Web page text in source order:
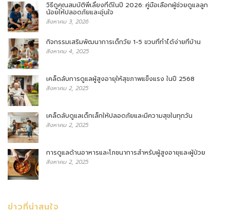
วิธีดูคุณสมบัติพี่เลี้ยงที่ดีในปี 2026: คู่มือเลือกผู้ช่วยดูแลลูก
น้อยให้ปลอดภัยและอุ่นใจ
สิงหาคม 3, 2026
กิจกรรมเสริมพัฒนาการเด็กวัย 1-5 ขวบที่ทำได้ง่ายที่บ้าน
สิงหาคม 4, 2025
เคล็ดลับการดูแลผู้สูงอายุให้สุขภาพแข็งแรง ในปี 2568
สิงหาคม 2, 2025
เคล็ดลับดูแลเด็กเล็กให้ปลอดภัยและมีความสุขในทุกวัน
สิงหาคม 2, 2025
การดูแลด้านอาหารและโภชนาการสำหรับผู้สูงอายุและผู้ป่วย
สิงหาคม 2, 2025
ข่าวที่น่าสนใจ